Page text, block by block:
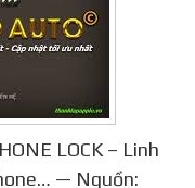
LOCK – Linh
— Nguồn: